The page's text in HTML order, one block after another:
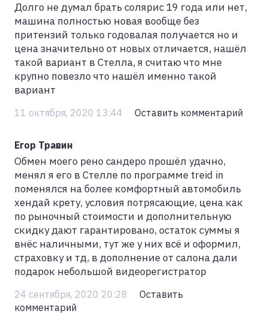
Долго не думал брать солярис 19 года или нет,
машина полностью новая вообще без
притензий только годовалая получается но и
цена значительно от новых отличается, нашёл
такой вариант в Стелла, я считаю что мне
крупно повезло что нашёл именно такой
вариант
11 октября, 2020 13:44 Оставить комментарий
Егор Травин
Обмен моего рено сандеро прошёл удачно,
менял я его в Стелле по программе treid in
поменялся на более комфортный автомобиль
хендай крету, условия потрясающие, цена как
по рыночный стоимости и дополнительную
скидку дают гарантировано, остаток суммы я
внёс наличными, тут же у них всё и оформил,
страховку и тд, в дополнение от салона дали
подарок небольшой видеорегистратор
24 сентября, 2020 20:28
Оставить
комментарий